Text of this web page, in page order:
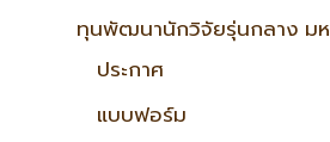
ทุนพัฒนานักวิจัยรุ่นกลาง มห
ประกาศ
แบบฟอร์ม